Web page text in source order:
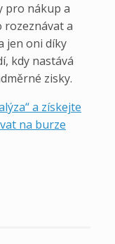
pro nákup a
rozeznávat a
jen oni díky
kdy nastává
zisky.
a získejte
na burze